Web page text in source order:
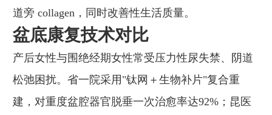
道旁 collagen，同时改善性生活质量。
盆底康复技术对比
产后女性与围绝经期女性常受压力性尿失禁、阴道
松弛困扰。省一院采用"钛网＋生物补片"复合重
建，对重度盆腔器官脱垂一次治愈率达92%；昆医